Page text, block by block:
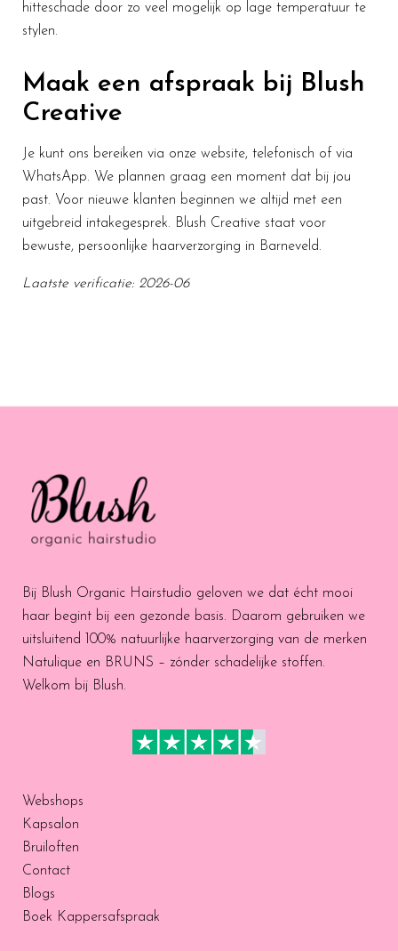
hitteschade door zo veel mogelijk op lage temperatuur te
stylen.
Maak een afspraak bij Blush
Creative
Je kunt ons bereiken via onze website, telefonisch of via
WhatsApp. We plannen graag een moment dat bij jou
past. Voor nieuwe klanten beginnen we altijd met een
uitgebreid intakegesprek. Blush Creative staat voor
bewuste, persoonlijke haarverzorging in Barneveld.
Laatste verificatie: 2026-06
Bij Blush Organic Hairstudio geloven we dat écht mooi
haar begint bij een gezonde basis. Daarom gebruiken we
uitsluitend 100% natuurlijke haarverzorging van de merken
Natulique en BRUNS – zónder schadelijke stoffen.
Welkom bij Blush.
Webshops
Kapsalon
Bruiloften
Contact
Blogs
Boek Kappersafspraak